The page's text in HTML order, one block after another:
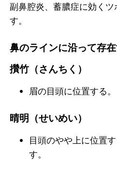
副鼻腔炎、蓄膿症に効く
す。
鼻のラインに沿って存
攢竹（さんちく）
眉の目頭に位置する。
晴明（せいめい）
目頭のやや上に位置
す。